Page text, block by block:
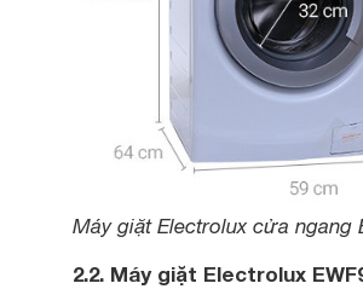
Máy giặt Electrolux cửa ngang
2.2. Máy giặt Electrolux